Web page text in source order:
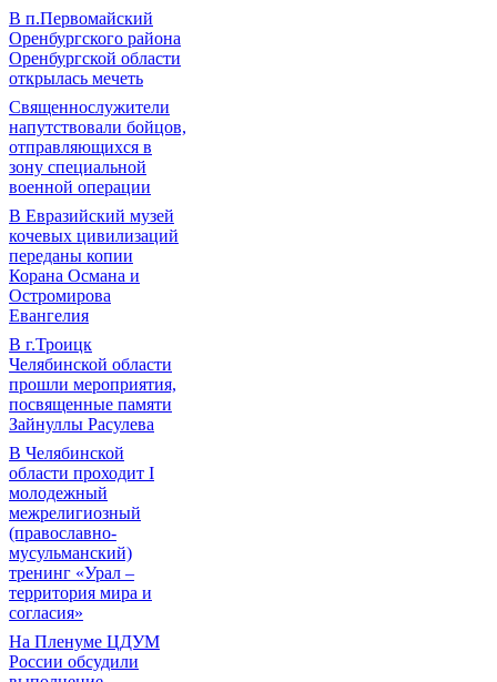
В п.Первомайский
Оренбургского района
Оренбургской области
открылась мечеть
Священнослужители
напутствовали бойцов,
отправляющихся в
зону специальной
военной операции
В Евразийский музей
кочевых цивилизаций
переданы копии
Корана Османа и
Остромирова
Евангелия
В г.Троицк
Челябинской области
прошли мероприятия,
посвященные памяти
Зайнуллы Расулева
В Челябинской
области проходит I
молодежный
межрелигиозный
(православно-
мусульманский)
тренинг «Урал –
территория мира и
согласия»
На Пленуме ЦДУМ
России обсудили